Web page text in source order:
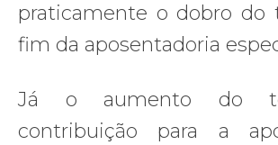
praticamente o dobro do
fim da aposentadoria
Já o aumento do
contribuição para a